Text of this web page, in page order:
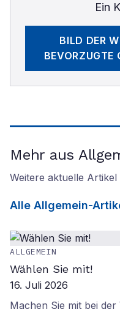
Ein
BILD DER
BEVORZUGTE
Mehr aus
Weitere aktuelle
Alle Allgemein-
ALLGEMEIN
Wählen Sie mit!
16. Juli 2026
Machen Sie mit bei